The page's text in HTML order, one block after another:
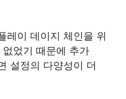
레이 데이지 체인을 위
었기 때문에 추가
설정의 다양성이 더